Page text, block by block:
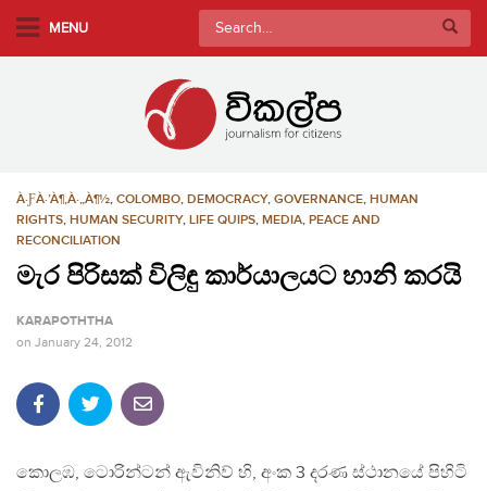
MENU
Search
for:
À·ƑÀ·’À¶‚À·„À¶½, COLOMBO, DEMOCRACY, GOVERNANCE, HUMAN
RIGHTS, HUMAN SECURITY, LIFE QUIPS, MEDIA, PEACE AND
RECONCILIATION
මැර පිරිසක් විලිඳු කාර්යාලයට හානි කරයි
KARAPOTHTHA
on January 24, 2012
කොලඹ, ටොරින්ටන් ඇවිනිව් හි, අංක 3 දරණ ස්ථානයේ පිහිටි